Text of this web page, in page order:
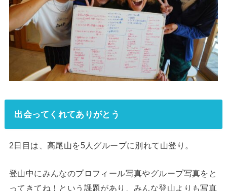
出会ってくれてありがとう
2日目は、高尾山を5人グループに別れて山登り。
登山中にみんなのプロフィール写真やグループ写真をと
ってきてね！という課題があり、みんな登山よりも写真